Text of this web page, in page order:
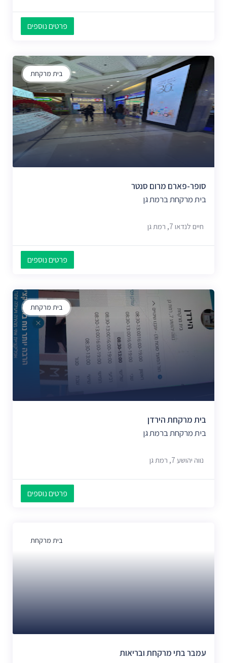
פרטים נוספים
בית מרקחת
סופר-פארם מרום סנטר
בית מרקחת ברמת גן
חיים לנדאו 7, רמת גן
פרטים נוספים
בית מרקחת
בית מרקחת הירדן
בית מרקחת ברמת גן
נווה יהושע 7, רמת גן
פרטים נוספים
בית מרקחת
עמבר בתי מרקחת ובריאות